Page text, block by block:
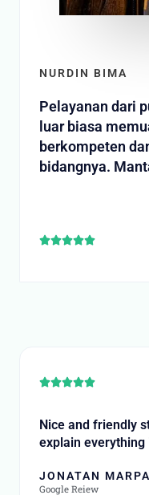
NURDIN BIMA
Pelayanan dari
luar biasa
berkompeten
bidangnya.
Rated
Rated
Nice and friendly
explain
JONATAN
Google Reiew